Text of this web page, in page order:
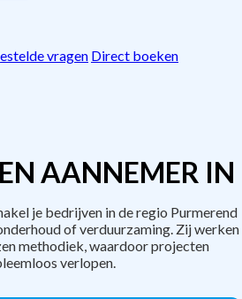
vragen Direct boeken
AANNEMER IN
je bedrijven in de regio Purmerend
of verduurzaming. Zij werken
methodiek, waardoor projecten
verlopen.